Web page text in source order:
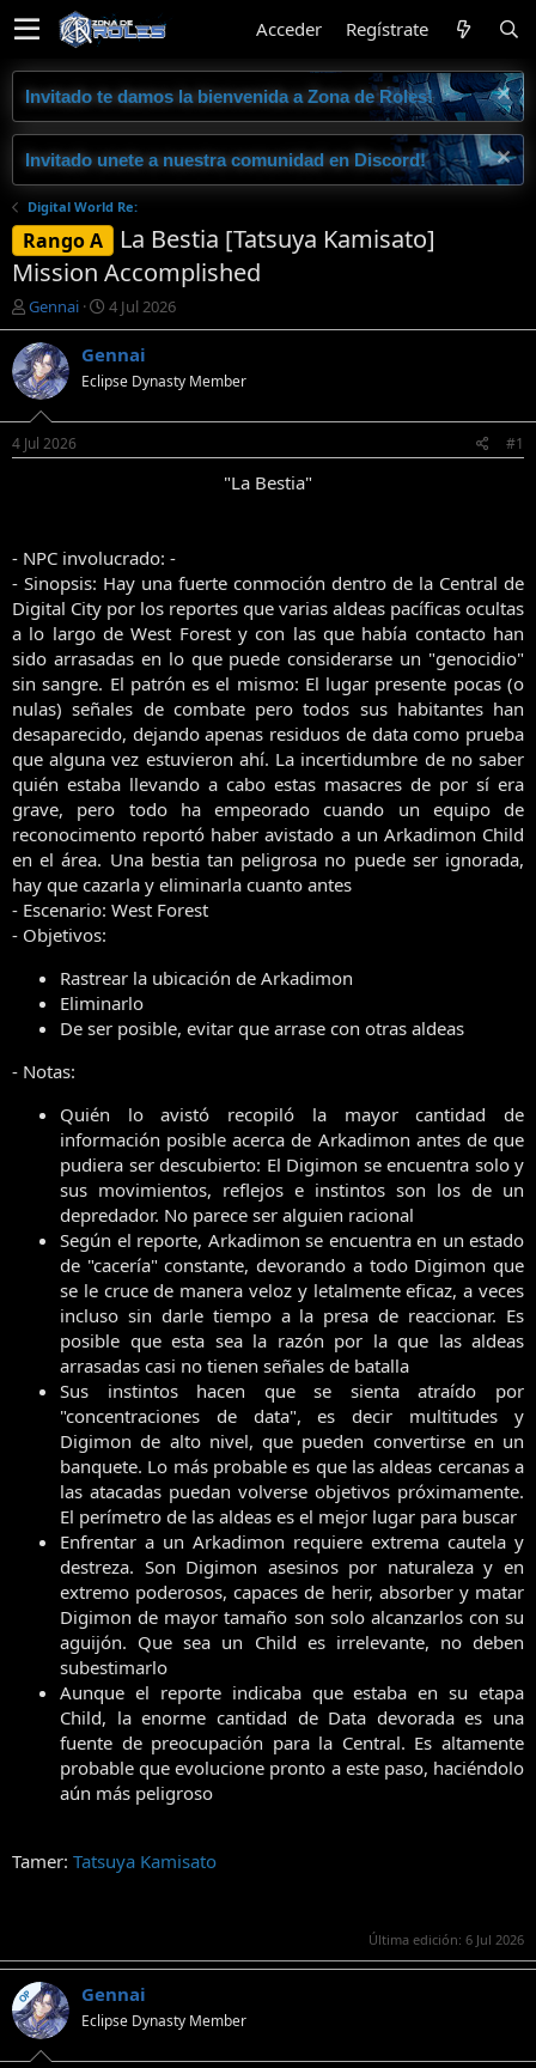
Acceder Regístrate
Invitado te damos la bienvenida a Zona de Roles!
Invitado unete a nuestra comunidad en Discord!
Digital World Re:
Rango A
La Bestia [Tatsuya Kamisato]
Mission Accomplished
I
n
i
c
i
a
o
t
e
m
a
Gennai
F
e
c
a
i
o
4 Jul 2026
Gennai
Eclipse Dynasty Member
4 Jul 2026 #1
"La Bestia"​
- NPC involucrado: -
- Sinopsis: Hay una fuerte conmoción dentro de la Central de
Digital City por los reportes que varias aldeas pacíficas ocultas
a lo largo de West Forest y con las que había contacto han
sido arrasadas en lo que puede considerarse un "genocidio"
sin sangre. El patrón es el mismo: El lugar presente pocas (o
nulas) señales de combate pero todos sus habitantes han
desaparecido, dejando apenas residuos de data como prueba
que alguna vez estuvieron ahí. La incertidumbre de no saber
quién estaba llevando a cabo estas masacres de por sí era
grave, pero todo ha empeorado cuando un equipo de
reconocimento reportó haber avistado a un Arkadimon Child
en el área. Una bestia tan peligrosa no puede ser ignorada,
hay que cazarla y eliminarla cuanto antes
- Escenario: West Forest
- Objetivos:
Rastrear la ubicación de Arkadimon
Eliminarlo
De ser posible, evitar que arrase con otras aldeas
- Notas:
Quién lo avistó recopiló la mayor cantidad de
información posible acerca de Arkadimon antes de que
pudiera ser descubierto: El Digimon se encuentra solo y
sus movimientos, reflejos e instintos son los de un
depredador. No parece ser alguien racional
Según el reporte, Arkadimon se encuentra en un estado
de "cacería" constante, devorando a todo Digimon que
se le cruce de manera veloz y letalmente eficaz, a veces
incluso sin darle tiempo a la presa de reaccionar. Es
posible que esta sea la razón por la que las aldeas
arrasadas casi no tienen señales de batalla
Sus instintos hacen que se sienta atraído por
"concentraciones de data", es decir multitudes y
Digimon de alto nivel, que pueden convertirse en un
banquete. Lo más probable es que las aldeas cercanas a
las atacadas puedan volverse objetivos próximamente.
El perímetro de las aldeas es el mejor lugar para buscar
Enfrentar a un Arkadimon requiere extrema cautela y
destreza. Son Digimon asesinos por naturaleza y en
extremo poderosos, capaces de herir, absorber y matar
Digimon de mayor tamaño son solo alcanzarlos con su
aguijón. Que sea un Child es irrelevante, no deben
subestimarlo
Aunque el reporte indicaba que estaba en su etapa
Child, la enorme cantidad de Data devorada es una
fuente de preocupación para la Central. Es altamente
probable que evolucione pronto a este paso, haciéndolo
aún más peligroso
Tamer: Tatsuya Kamisato
Última edición: 6 Jul 2026
OP Gennai
Eclipse Dynasty Member